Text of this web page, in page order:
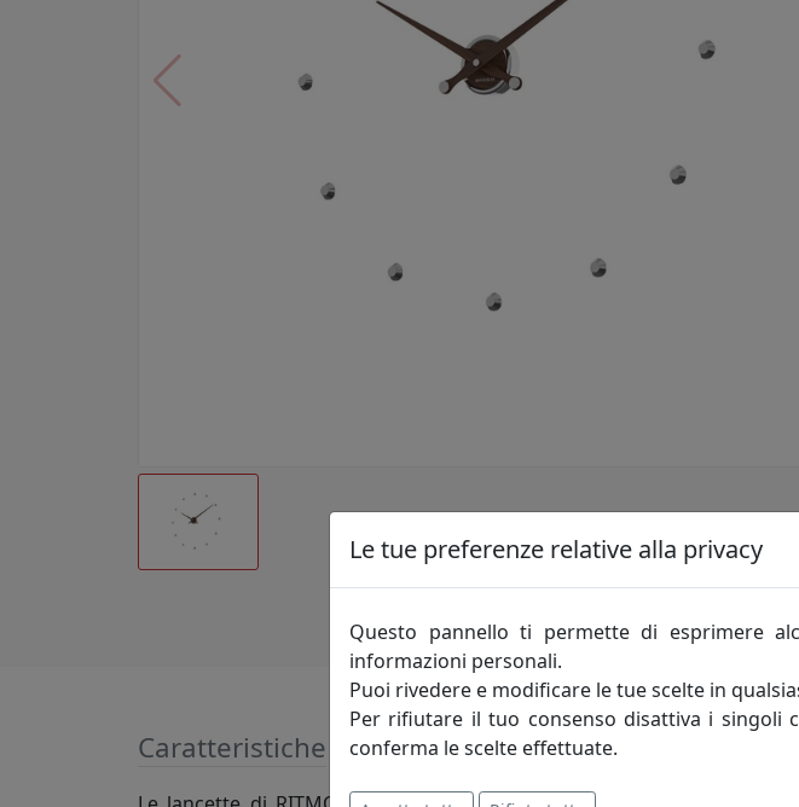
Caratteristiche
Le tue preferenze relative alla privacy
Questo pannello ti permette di esprimere
informazioni personali.
Puoi rivedere e modificare le tue scelte in
Per rifiutare il tuo consenso disattiva i singoli
conferma le scelte effettuate.